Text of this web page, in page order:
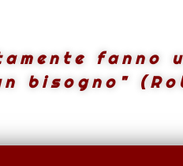
fanno
bisogno"